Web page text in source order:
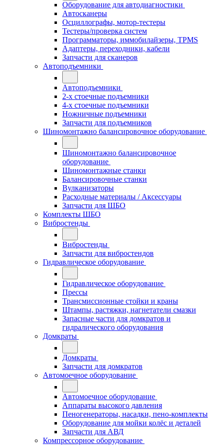
Оборудование для автодиагностики
Автосканеры
Осциллографы, мотор-тестеры
Тестеры/проверка систем
Программаторы, иммобилайзеры, TPMS
Адаптеры, переходники, кабели
Запчасти для сканеров
Автоподъемники
Автоподъемники
2-х стоечные подъемники
4-х стоечные подъемники
Ножничные подъемники
Запчасти для подъемников
Шиномонтажно балансировочное оборудование
Шиномонтажно балансировочное
оборудование
Шиномонтажные станки
Балансировочные станки
Вулканизаторы
Расходные материалы / Аксессуары
Запчасти для ШБО
Комплекты ШБО
Вибростенды
Вибростенды
Запчасти для вибростендов
Гидравлическое оборудование
Гидравлическое оборудование
Прессы
Трансмиссионные стойки и краны
Штампы, растяжки, нагнетатели смазки
Запасные части для домкратов и
гидралического оборудования
Домкраты
Домкраты
Запчасти для домкратов
Автомоечное оборудование
Автомоечное оборудование
Аппараты высокого давления
Пеногенераторы, насадки, пено-комплекты
Оборудование для мойки колёс и деталей
Запчасти для АВД
Компрессорное оборудование